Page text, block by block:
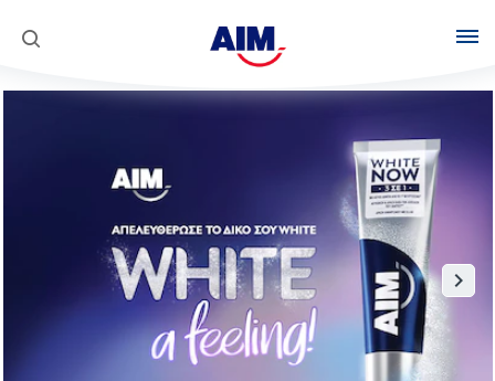
Στοματική φροντίδα
Κοινωνική Αποστολή
AIM Complete 8 Actions
Super Mario